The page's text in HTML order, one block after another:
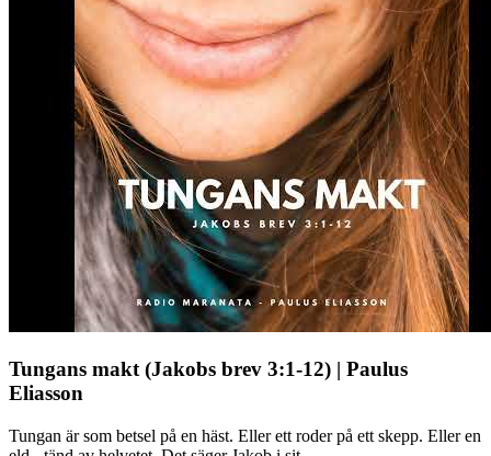
Tungans makt (Jakobs brev 3:1-12) | Paulus
Eliasson
Tungan är som betsel på en häst. Eller ett roder på ett skepp. Eller en